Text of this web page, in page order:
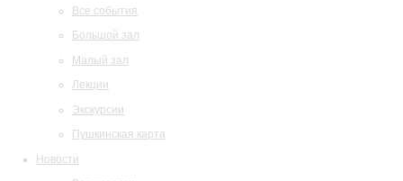
Все события
Большой зал
Малый зал
Лекции
Экскурсии
Пушкинская карта
Новости